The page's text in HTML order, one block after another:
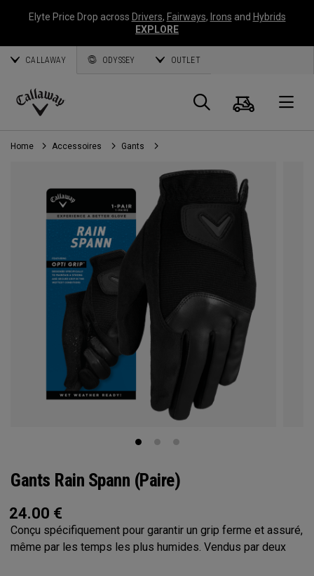
Elyte Price Drop across Drivers, Fairways, Irons and Hybrids
EXPLORE
CALLAWAY ODYSSEY OUTLET
Callaway
Golf
Panier
Home Accessoires Gants
Gants Rain Spann (paire)
24.00 €
Conçu spécifiquement pour garantir un grip ferme et assuré,
même par les temps les plus humides. Vendus par deux